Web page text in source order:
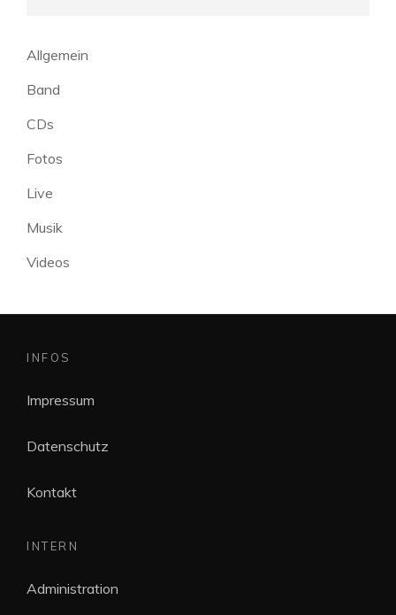
Allgemein
Band
CDs
Fotos
Live
Musik
Videos
INFOS
Impressum
Datenschutz
Kontakt
INTERN
Administration